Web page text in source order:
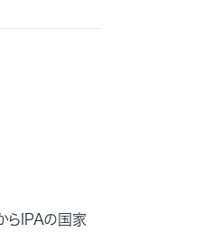
らIPAの国家